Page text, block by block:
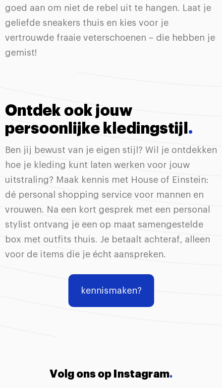
goed aan om niet de rebel uit te hangen. Laat je
geliefde sneakers thuis en kies voor je
vertrouwde fraaie veterschoenen – die hebben je
gemist!
Ontdek ook jouw
persoonlijke kledingstijl .
Ben jij bewust van je eigen stijl? Wil je ontdekken
hoe je kleding kunt laten werken voor jouw
uitstraling? Maak kennis met House of Einstein:
dé personal shopping service voor mannen en
vrouwen. Na een kort gesprek met een personal
stylist ontvang je een op maat samengestelde
box met outfits thuis. Je betaalt achteraf, alleen
voor de items die je écht aanspreken.
kennismaken?
Volg ons op Instagram.